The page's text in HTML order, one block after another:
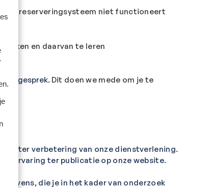
het reserveringsysteem niet functioneert
en daarvan te leren
Dit doen we mede om je te
ter verbetering van onze dienstverlening.
ervaring ter publicatie op onze website.
die je in het kader van onderzoek